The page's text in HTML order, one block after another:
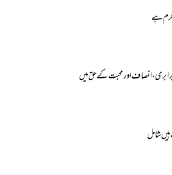
ہے
انصاف اور محبت کے حق میں
شامل